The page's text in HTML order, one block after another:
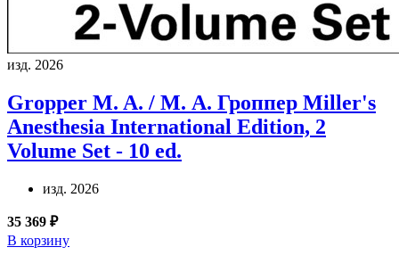
изд. 2026
Gropper M. A. / М. А. Гроппер Miller's
Anesthesia International Edition, 2
Volume Set - 10 ed.
изд. 2026
35 369 ₽
В корзину